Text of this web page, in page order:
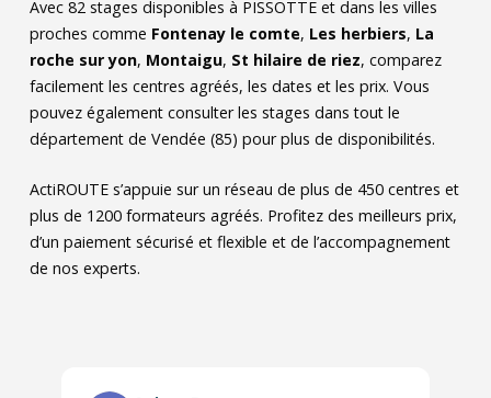
Avec 82stages disponibles à PISSOTTE et dans les villes
proches comme Fontenay le comte, Les herbiers, La
roche sur yon, Montaigu, St hilaire de riez, comparez
facilement les centres agréés, les dates et les prix. Vous
pouvez également consulter les stages dans tout le
département de Vendée (85) pour plus de disponibilités.
ActiROUTE s’appuie sur un réseau de plus de 450 centres et
plus de 1200 formateurs agréés. Profitez des meilleurs prix,
d’un paiement sécurisé et flexible et de l’accompagnement
de nos experts.